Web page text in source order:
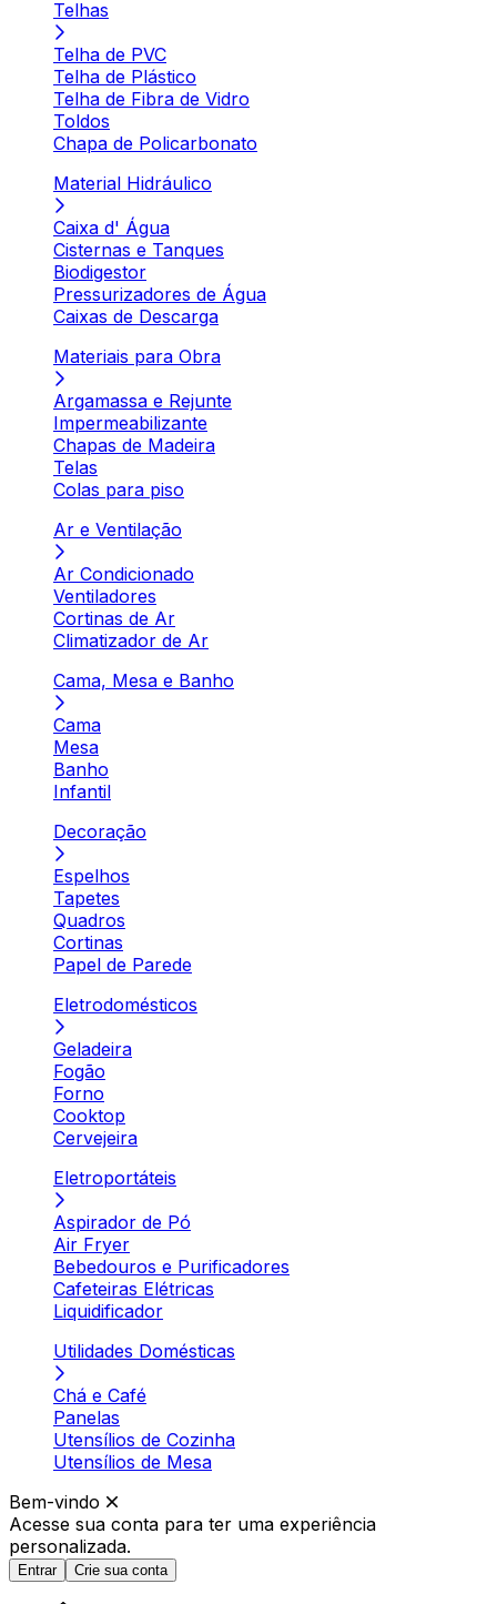
Telhas
Telha de PVC
Telha de Plástico
Telha de Fibra de Vidro
Toldos
Chapa de Policarbonato
Material Hidráulico
Caixa d' Água
Cisternas e Tanques
Biodigestor
Pressurizadores de Água
Caixas de Descarga
Materiais para Obra
Argamassa e Rejunte
Impermeabilizante
Chapas de Madeira
Telas
Colas para piso
Ar e Ventilação
Ar Condicionado
Ventiladores
Cortinas de Ar
Climatizador de Ar
Cama, Mesa e Banho
Cama
Mesa
Banho
Infantil
Decoração
Espelhos
Tapetes
Quadros
Cortinas
Papel de Parede
Eletrodomésticos
Geladeira
Fogão
Forno
Cooktop
Cervejeira
Eletroportáteis
Aspirador de Pó
Air Fryer
Bebedouros e Purificadores
Cafeteiras Elétricas
Liquidificador
Utilidades Domésticas
Chá e Café
Panelas
Utensílios de Cozinha
Utensílios de Mesa
Bem-vindo
Acesse sua conta para ter uma experiência
personalizada.
Entrar Crie sua conta